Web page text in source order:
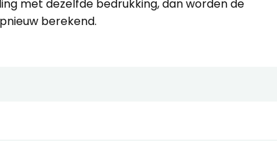
met dezelfde bedrukking, dan worden de
berekend.